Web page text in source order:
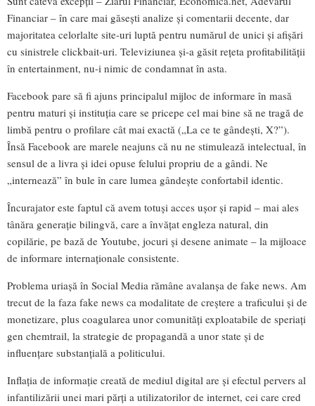
Financiar – în care mai găsești analize și comentarii decente, dar
majoritatea celorlalte site-uri luptă pentru numărul de unici și afișări
cu sinistrele clickbait-uri. Televiziunea și-a găsit rețeta profitabilității
în entertainment, nu-i nimic de condamnat în asta.
Facebook pare să fi ajuns principalul mijloc de informare în masă
pentru maturi și instituția care se pricepe cel mai bine să ne tragă de
limbă pentru o profilare cât mai exactă („La ce te gândești, X?”).
Însă Facebook are marele neajuns că nu ne stimulează intelectual, în
sensul de a livra și idei opuse felului propriu de a gândi. Ne
„internează” în bule în care lumea gândește confortabil identic.
Încurajator este faptul că avem totuși acces ușor și rapid – mai ales
tânăra generație bilingvă, care a învățat engleza natural, din
copilărie, pe bază de Youtube, jocuri și desene animate – la mijloace
de informare internaționale consistente.
Problema uriașă în Social Media rămâne avalanșa de fake news. Am
trecut de la faza fake news ca modalitate de creștere a traficului și de
monetizare, plus coagularea unor comunități exploatabile de speriați
gen chemtrail, la strategie de propagandă a unor state și de
influențare substanțială a politicului.
Inflația de informație creată de mediul digital are și efectul pervers al
infantilizării unei mari părți a utilizatorilor de internet, cei care cred